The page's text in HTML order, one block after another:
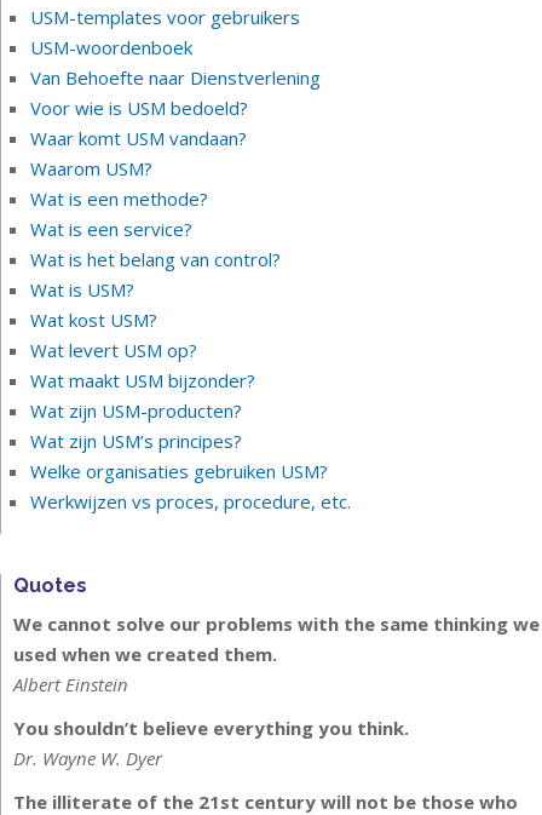
USM-templates voor gebruikers
USM-woordenboek
Van Behoefte naar Dienstverlening
Voor wie is USM bedoeld?
Waar komt USM vandaan?
Waarom USM?
Wat is een methode?
Wat is een service?
Wat is het belang van control?
Wat is USM?
Wat kost USM?
Wat levert USM op?
Wat maakt USM bijzonder?
Wat zijn USM-producten?
Wat zijn USM’s principes?
Welke organisaties gebruiken USM?
Werkwijzen vs proces, procedure, etc.
Quotes
We cannot solve our problems with the same thinking we
used when we created them.
Albert Einstein
You shouldn’t believe everything you think.
Dr. Wayne W. Dyer
The illiterate of the 21st century will not be those who